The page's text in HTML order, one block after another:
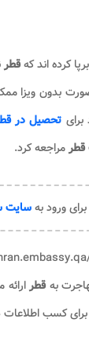
کرده اند کهقطر
اتباع 80 کشور جهان
برای تحصیل در
مراجعه کرد.
برای ورود بهسایت
بهقطر
کسب